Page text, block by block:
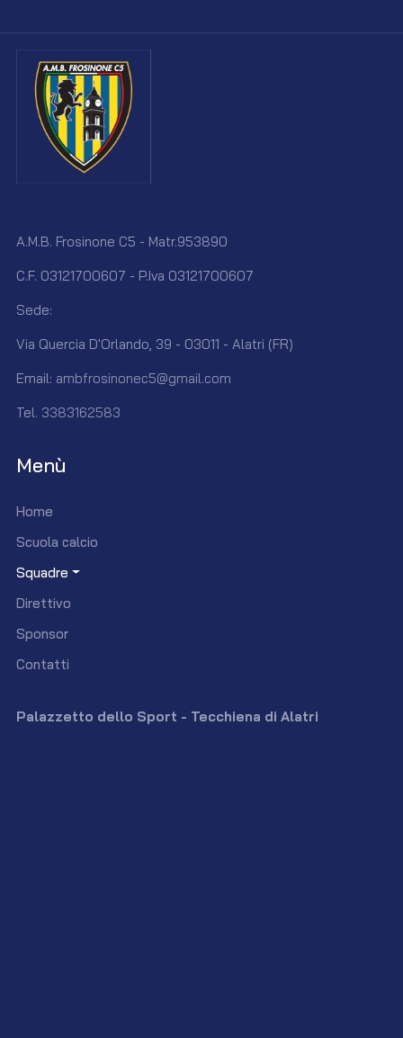
A.M.B. Frosinone C5 - Matr.953890
C.F. 03121700607 - P.Iva 03121700607
Sede:
Via Quercia D'Orlando, 39 - 03011 - Alatri (FR)
Email: ambfrosinonec5@gmail.com
Tel. 3383162583
Menù
Home
Scuola calcio
Squadre
Direttivo
Sponsor
Contatti
Palazzetto dello Sport - Tecchiena di Alatri